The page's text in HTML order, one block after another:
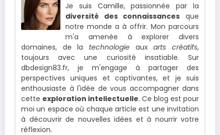
Je suis Camille, passionnée par la
diversité des connaissances que
notre monde a à offrir. Mon parcours
m'a amenée à explorer divers
domaines, de la technologie auxarts créatifs,
toujours avec une curiosité insatiable. Sur
dbdesign83.fr, je m'engage à partager des
perspectives uniques et captivantes, et je suis
enthousiaste à l'idée de vous accompagner dans
cette exploration intellectuelle. Ce blog est pour
moi un espace où chaque article est une invitation
à découvrir de nouvelles idées et à nourrir votre
réflexion.